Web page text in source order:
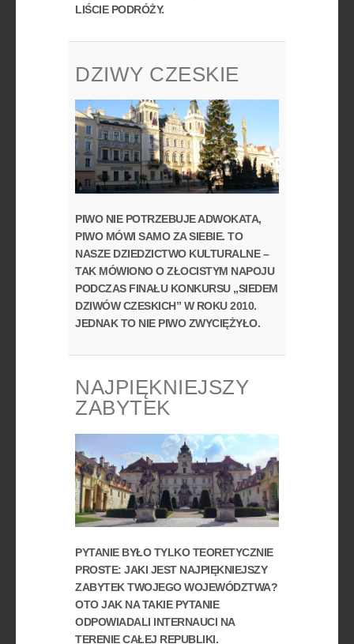
LIŚCIE PODRÓŻY.
DZIWY CZESKIE
PIWO NIE POTRZEBUJE ADWOKATA,
PIWO MÓWI SAMO ZA SIEBIE. TO
NASZE DZIEDZICTWO KULTURALNE –
TAK MÓWIONO O ZŁOCISTYM NAPOJU
PODCZAS FINAŁU KONKURSU „SIEDEM
DZIWÓW CZESKICH” W ROKU 2010.
JEDNAK TO NIE PIWO ZWYCIĘŻYŁO.
NAJPIĘKNIEJSZY
ZABYTEK
PYTANIE BYŁO TYLKO TEORETYCZNIE
PROSTE: JAKI JEST NAJPIĘKNIEJSZY
ZABYTEK TWOJEGO WOJEWÓDZTWA?
OTO JAK NA TAKIE PYTANIE
ODPOWIADALI INTERNAUCI NA
TERENIE CAŁEJ REPUBLIKI.